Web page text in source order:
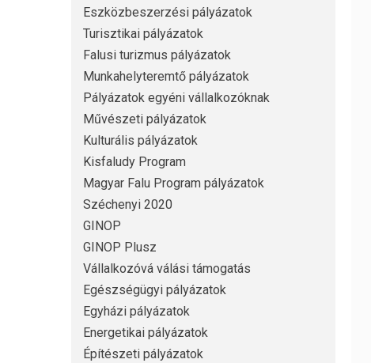
Eszközbeszerzési pályázatok
Turisztikai pályázatok
Falusi turizmus pályázatok
Munkahelyteremtő pályázatok
Pályázatok egyéni vállalkozóknak
Művészeti pályázatok
Kulturális pályázatok
Kisfaludy Program
Magyar Falu Program pályázatok
Széchenyi 2020
GINOP
GINOP Plusz
Vállalkozóvá válási támogatás
Egészségügyi pályázatok
Egyházi pályázatok
Energetikai pályázatok
Építészeti pályázatok